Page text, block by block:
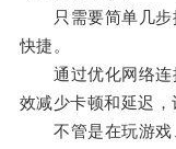
只需要简单几步
快捷。
通过优化网络连
效减少卡顿和延迟，
不管是在玩游戏